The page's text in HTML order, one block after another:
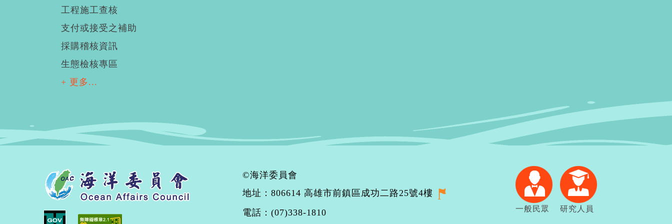
工程施工查核
支付或接受之補助
採購稽核資訊
生態檢核專區
+ 更多...
©海洋委員會
地址：806614 高雄市前鎮區成功二路25號4樓
電話：(07)338-1810
一般民眾 研究人員